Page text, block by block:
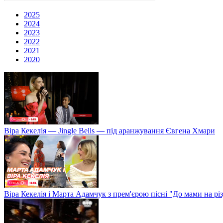
2025
2024
2023
2022
2021
2020
Віра Кекелія — Jingle Bells — під аранжування Євгена Хмари
Віра Кекелія і Марта Адамчук з прем'єрою пісні "До мами на